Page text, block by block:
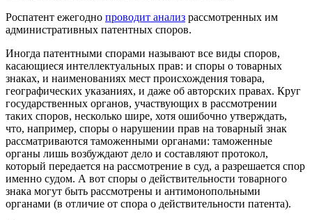
Роспатент ежегодно проводит анализ рассмотренных им
административных патентных споров.
Иногда патентными спорами называют все виды споров,
касающиеся интеллектуальных прав: и споры о товарных
знаках, и наименованиях мест происхождения товара,
географических указаниях, и даже об авторских правах. Круг
государственных органов, участвующих в рассмотрении
таких споров, несколько шире, хотя ошибочно утверждать,
что, например, споры о нарушении прав на товарный знак
рассматриваются таможенными органами: таможенные
органы лишь возбуждают дело и составляют протокол,
который передается на рассмотрение в суд, а разрешается спор
именно судом. А вот споры о действительности товарного
знака могут быть рассмотрены и антимонопольными
органами (в отличие от спора о действительности патента).